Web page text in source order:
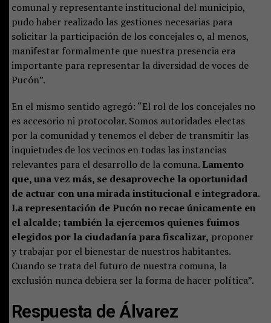
comunal y representante institucional del municipio,
pudo haber realizado las gestiones necesarias para
solicitar la participación de los concejales o, al menos,
manifestar formalmente que nuestra presencia era
importante para representar la diversidad de voces de
Pucón”.
En el mismo sentido agregó: “El rol de los concejales no
es accesorio ni protocolar. Somos autoridades electas
por la comunidad y tenemos el deber de transmitir las
inquietudes de los vecinos en todas las instancias
relevantes para el desarrollo de la comuna. Lamento
que, una vez más, se desaproveche la oportunidad
de actuar con una mirada institucional e integradora.
La representación de Pucón no recae únicamente en
el alcalde; también la ejercemos quienes fuimos
elegidos por la ciudadanía para fiscalizar, proponer
y trabajar por el bienestar de nuestros habitantes.
Cuando se trata del futuro de nuestra comuna, la
exclusión nunca debiera ser la forma de hacer política”.
Respuesta de Álvarez